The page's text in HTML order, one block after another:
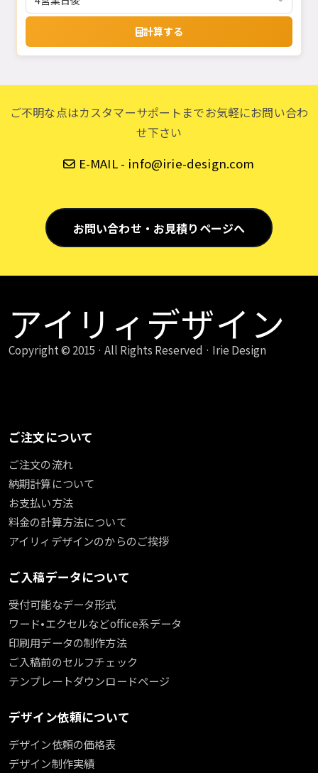
計算する
ご不明な点はカスタマーサポートまでお気軽にお問い合わ
せ下さい
E-MAIL - info@irie-design.com
お問い合わせ・お見積りページへ
アイリィデザイン
Copyright © 2015 · All Rights Reserved · Irie Design
ご注文について
ご注文の流れ
納期計算について
お支払い方法
料金の計算方法について
アイリィデザインのからのご挨拶
ご入稿データについて
受付可能なデータ形式
ワード•エクセルなどoffice系データ
印刷用データの制作方法
ご入稿前のセルフチェック
テンプレートダウンロードページ
デザイン依頼について
デザイン依頼の価格表
デザイン制作実績